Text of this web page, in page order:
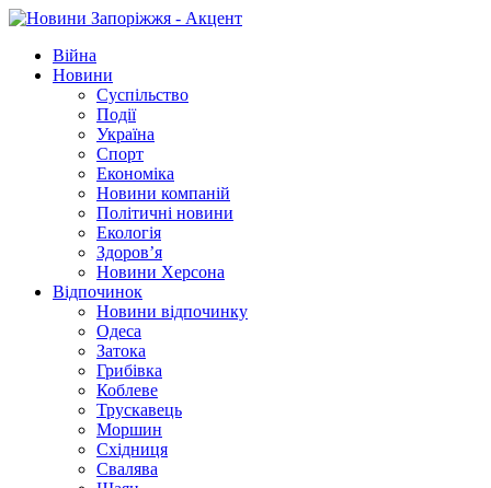
Війна
Новини
Суспільство
Події
Україна
Спорт
Економіка
Новини компаній
Політичні новини
Екологія
Здоров’я
Новини Херсона
Відпочинок
Новини відпочинку
Одеса
Затока
Грибівка
Коблеве
Трускавець
Моршин
Східниця
Свалява